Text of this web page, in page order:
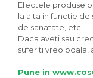
Efectele
la alta in functie de
de sanatate, etc.
Daca aveti sau
suferiti vreo boala,
Pune in